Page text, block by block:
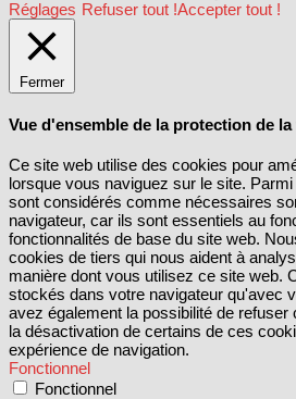
Réglages Refuser tout !Accepter tout !
Fermer
Vue d'ensemble de la protection de
Ce site web utilise des cookies pour
lorsque vous naviguez sur le site.
sont considérés comme nécessaires
navigateur, car ils sont essentiels au
fonctionnalités de base du site web.
cookies de tiers qui nous aident à
manière dont vous utilisez ce site web.
stockés dans votre navigateur qu'avec
avez également la possibilité de refuser
la désactivation de certains de ces
expérience de navigation.
Fonctionnel
Fonctionnel